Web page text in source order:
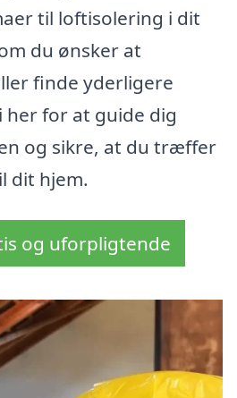
til loftisolering i dit
du ønsker at
finde yderligere
for at guide dig
og sikre, at du træffer
dit hjem.
og uforpligtende